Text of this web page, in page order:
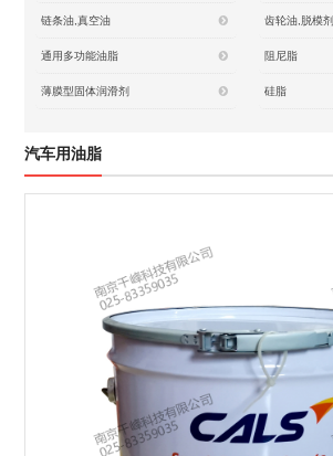
链条油,真空油 齿轮油,脱模剂
通用多功能油脂 阻尼脂
薄膜型固体润滑剂 硅脂
汽车用油脂